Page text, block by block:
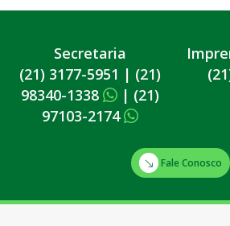
Secretaria
(21) 3177-5951 | (21)
98340-1338
| (21)
97103-2174
Fale Conosco